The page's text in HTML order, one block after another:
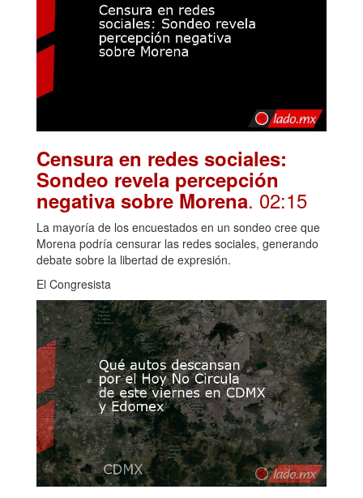
Censura en redes sociales:
Sondeo revela percepción
negativa sobre Morena. 02:15
La mayoría de los encuestados en un sondeo cree que
Morena podría censurar las redes sociales, generando
debate sobre la libertad de expresión.
El Congresista